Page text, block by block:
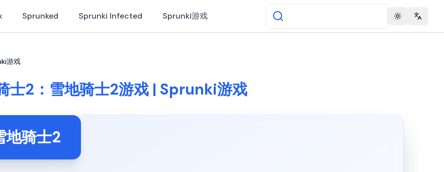
Sprunked Sprunki Infected Sprunki游戏 Toggle theme
游戏
士2：雪地骑士2游戏 | Sprunki游戏
地骑士2